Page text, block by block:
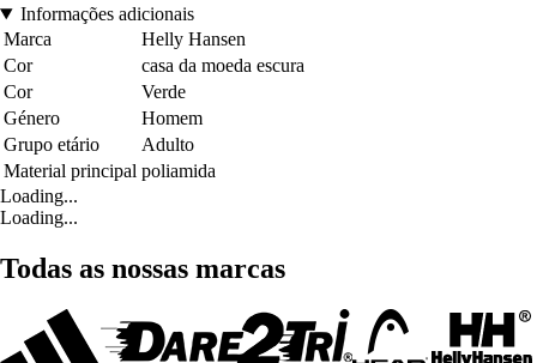
Informações adicionais
Marca
Helly Hansen
Cor
casa da moeda escura
Cor
Verde
Género
Homem
Grupo etário
Adulto
Material principal poliamida
Loading...
Loading...
Todas as nossas marcas